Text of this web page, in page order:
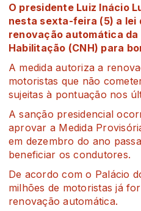
O presidente Luiz Inácio
nesta sexta-feira (5) a lei
renovação automática
Habilitação (CNH) para
A medida autoriza a
motoristas que não
sujeitas à pontuação nos
A sanção presidencial
aprovar a Medida
em dezembro do ano
beneficiar os condutores.
De acordo com o Palácio
milhões de motoristas já
renovação automática.